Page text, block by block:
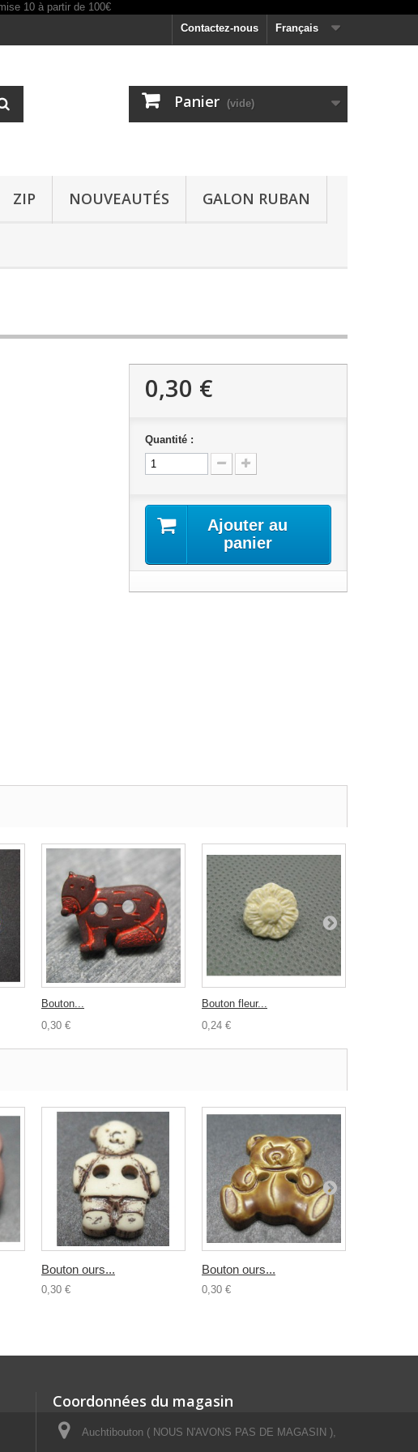
Français
Contactez-nous
Panier (vide)
ZIP NOUVEAUTÉS GALON RUBAN
0,30 €
Quantité :
Ajouter au
panier
Bouton...
0,30 €
Bouton fleur...
0,24 €
Bouton ours...
0,30 €
Bouton ours...
0,30 €
Coordonnées du magasin
Auchtibouton ( NOUS N'AVONS PAS DE MAGASIN ),